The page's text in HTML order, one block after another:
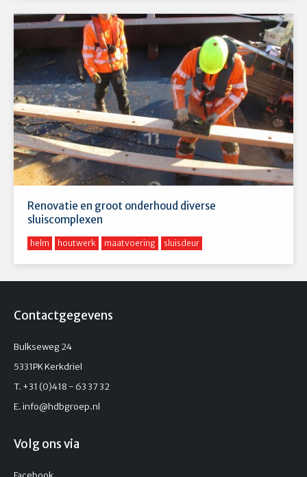
Renovatie en groot onderhoud diverse
sluiscomplexen
helm houtwerk maatvoering sluisdeur
Contactgegevens
Bulkseweg 24
5331PK Kerkdriel
T. +31 (0)418 - 63 37 32
E.info@hdbgroep.nl
Volg ons via